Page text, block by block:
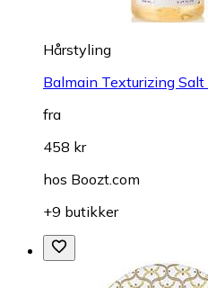
Hårstyling
Balmain Texturizing
fra
458 kr
hos Boozt.com
+9 butikker